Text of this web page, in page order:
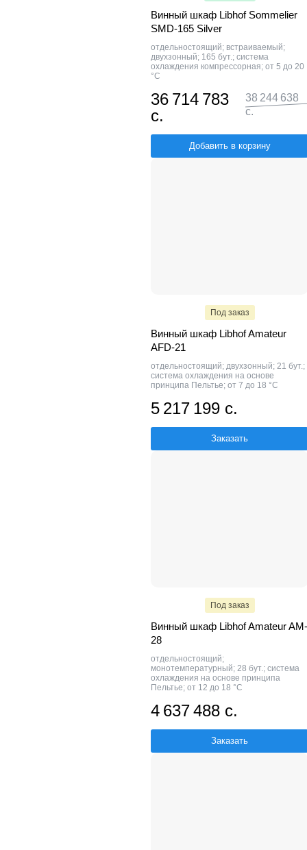
Винный шкаф Libhof Sommelier
SMD-165 Silver
отдельностоящий; встраиваемый;
двухзонный; 165 бут.; система
охлаждения компрессорная; от 5 до 20
°C
36 714 783
с.
38 244 638
с.
Добавить в корзину
Под заказ
Винный шкаф Libhof Amateur
AFD-21
отдельностоящий; двухзонный; 21 бут.;
система охлаждения на основе
принципа Пельтье; от 7 до 18 °C
5 217 199 с.
Заказать
Под заказ
Винный шкаф Libhof Amateur AM-
28
отдельностоящий;
монотемпературный; 28 бут.; система
охлаждения на основе принципа
Пельтье; от 12 до 18 °C
4 637 488 с.
Заказать